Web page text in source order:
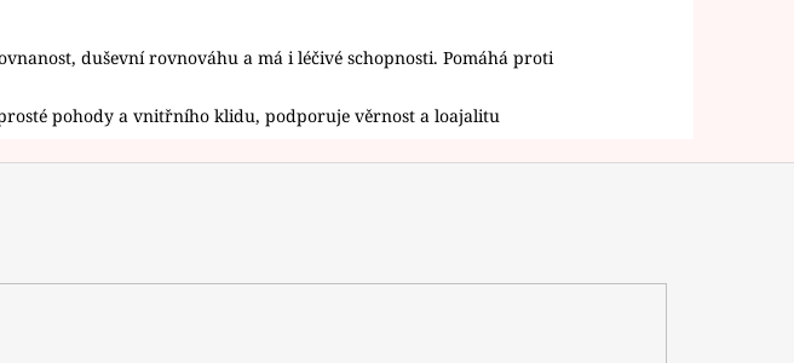
duševní rovnováhu a má i léčivé schopnosti. Pomáhá proti
pohody a vnitřního klidu, podporuje věrnost a loajalitu